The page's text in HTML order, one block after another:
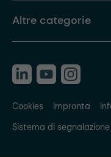
Altre categorie
Cookies Impronta
Sistema di segnalazione